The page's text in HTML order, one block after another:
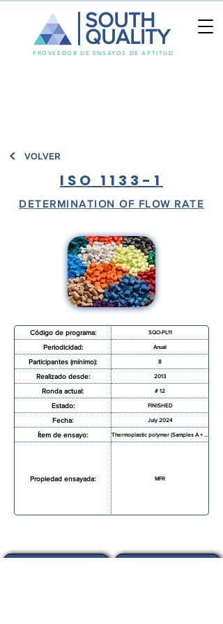
PROVEEDOR DE ENSAYOS DE APTITUD
SOUTH
QUALITY
VOLVER
ISO 1133-1
DETERMINATION OF FLOW RATE
Código de programa: SQO-PL11
Periodicidad: Anual
Participantes (mínimo): 8
Realizado desde: 2013
Ronda actual: # 12
Estado: FINISHED
Fecha: July 2024
Ítem de ensayo: Thermoplastic polymer (Samples A + B)
Propiedad ensayada: MFR